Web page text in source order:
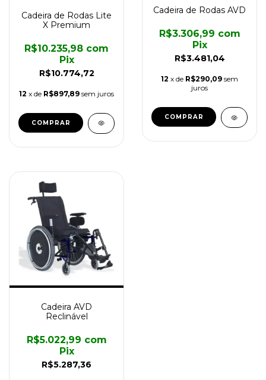
Cadeira de Rodas Lite
X Premium
R$10.774,72
R$10.235,98 com
Pix
12 x de R$897,89 sem juros
COMPRAR
Cadeira de Rodas AVD
R$3.481,04
R$3.306,99 com
Pix
12 x de R$290,09 sem
juros
COMPRAR
Cadeira AVD
Reclinável
R$5.287,36
R$5.022,99 com
Pix